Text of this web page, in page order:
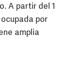
A partir del 1
por
amplia